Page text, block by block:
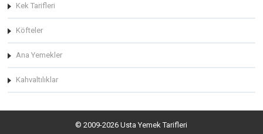
Kek Tarifleri
Köfteler
Ana Yemekler
Kahvaltılıklar
© 2009-2026 Usta Yemek Tarifleri